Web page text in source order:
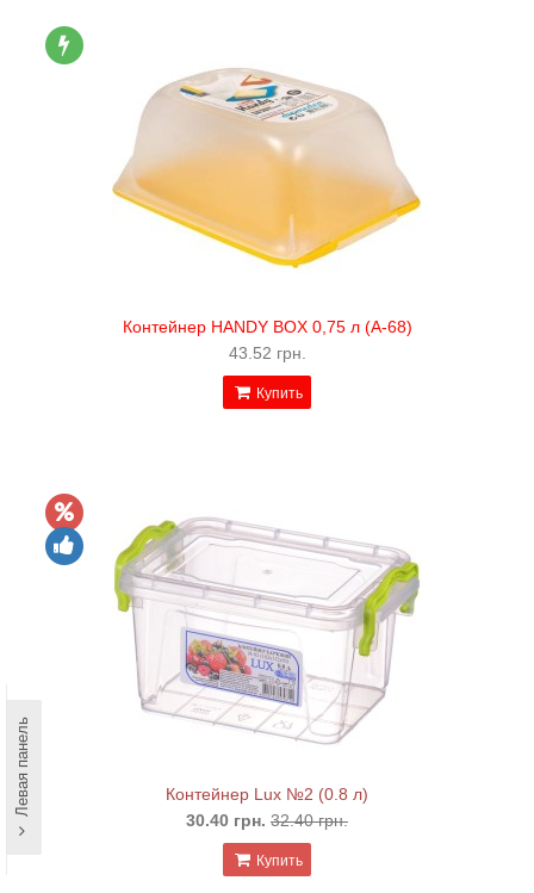
Контейнер HANDY BOX 0,75 л (А-68)
43.52 грн.
Купить
Контейнер Lux №2 (0.8 л)
30.40 грн. 32.40 грн.
Купить
Левая панель